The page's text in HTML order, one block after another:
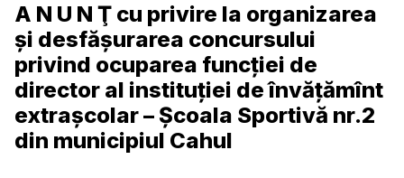
A N U N Ţ сu privire la organizarea
și desfăşurarea concursului
privind ocuparea funcției de
director al instituției de învățămînt
extrașcolar – Școala Sportivă nr.2
din municipiul Cahul